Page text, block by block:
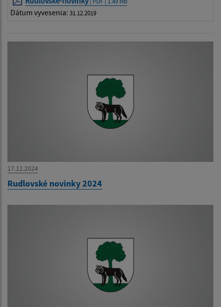
Dátum vyvesenia: 31.12.2019
17.12.2024
Rudlovské novinky 2024